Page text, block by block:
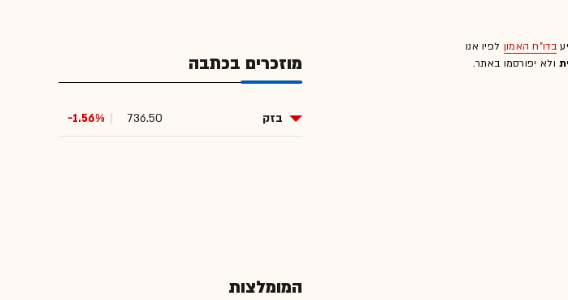
בדו"ח האמון לפיו אנו
ולא יפורסמו באתר. מוזכרים בכתבה
בזק 736.50
-1.56%
המומלצות